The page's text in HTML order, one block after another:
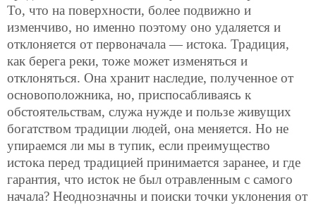
То, что на поверхности, более подвижно и
изменчиво, но именно поэтому оно удаляется и
отклоняется от первоначала — истока. Традиция,
как берега реки, тоже может изменяться и
отклоняться. Она хранит наследие, полученное от
основоположника, но, приспосабливаясь к
обстоятельствам, служа нужде и пользе живущих
богатством традиции людей, она меняется. Но не
упираемся ли мы в тупик, если преимущество
истока перед традицией принимается заранее, и где
гарантия, что исток не был отравленным с самого
начала? Неоднозначны и поиски точки уклонения от